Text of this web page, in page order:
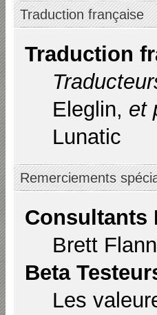
Traduction française
Traduction
Eleglin, et
Lunatic
Remerciements
Consultants
Brett
Beta
Les